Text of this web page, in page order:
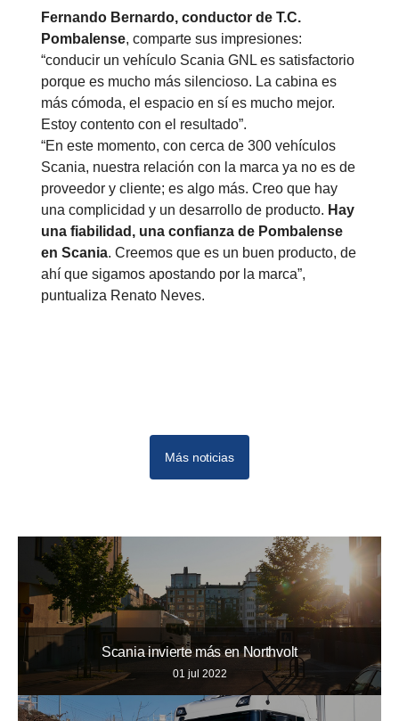
Fernando Bernardo, conductor de T.C.
Pombalense, comparte sus impresiones:
“conducir un vehículo Scania GNL es satisfactorio
porque es mucho más silencioso. La cabina es
más cómoda, el espacio en sí es mucho mejor.
Estoy contento con el resultado”.
“En este momento, con cerca de 300 vehículos
Scania, nuestra relación con la marca ya no es de
proveedor y cliente; es algo más. Creo que hay
una complicidad y un desarrollo de producto. Hay
una fiabilidad, una confianza de Pombalense
en Scania. Creemos que es un buen producto, de
ahí que sigamos apostando por la marca”,
puntualiza Renato Neves.
Más noticias
Scania invierte más en Northvolt
01 jul 2022